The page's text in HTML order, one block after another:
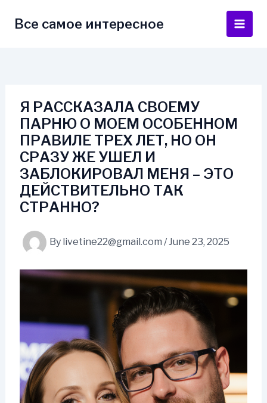
Все самое интересное
Main
Я РАССКАЗАЛА СВОЕМУ
ПАРНЮ О МОЕМ ОСОБЕННОМ
ПРАВИЛЕ ТРЕХ ЛЕТ, НО ОН
СРАЗУ ЖЕ УШЕЛ И
ЗАБЛОКИРОВАЛ МЕНЯ – ЭТО
ДЕЙСТВИТЕЛЬНО ТАК
СТРАННО?
By livetine22@gmail.com /June 23, 2025